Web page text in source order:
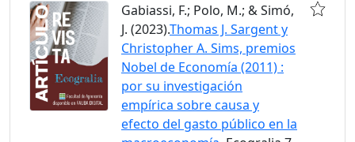
Gabiassi, F.; Polo, M.; & Simó,
J. (2023).Thomas J. Sargent y
Christopher A. Sims, premios
Nobel de Economía (2011) :
por su investigación
empírica sobre causa y
efecto del gasto público en la